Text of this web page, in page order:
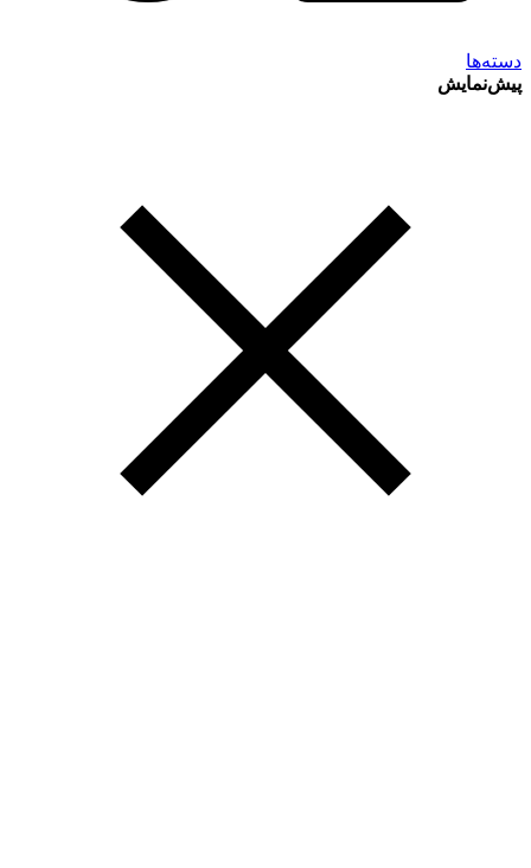
دسته‌ها
پیش‌نمایش